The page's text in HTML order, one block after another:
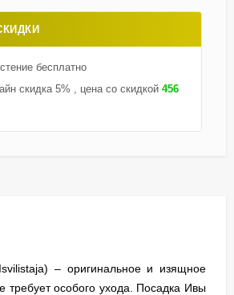
бесплатно
скидка 5% , цена со скидкой 456
– оригинальное и изящное
требует особого ухода. Посадка Ивы